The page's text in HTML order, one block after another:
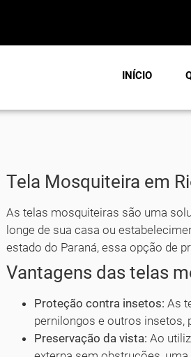
INÍCIO
Tela Mosquiteira em
As telas mosquiteiras são uma
longe de sua casa ou
estado do Paraná, essa opção de
Vantagens das telas
Proteção contra insetos: As
pernilongos e outros insetos,
Preservação da vista: Ao